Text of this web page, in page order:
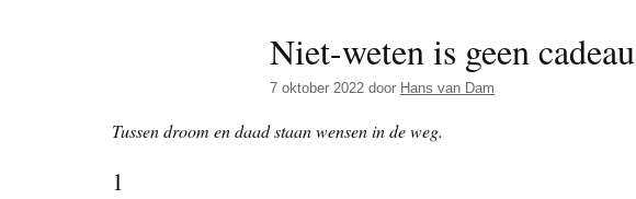
Niet-weten is geen cadeau
7 oktober 2022 door Hans van Dam
Tussen droom en daad staan wensen in de weg.
1